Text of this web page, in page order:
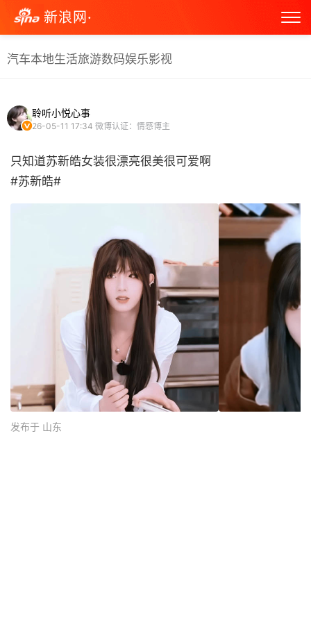
新浪网·
汽车本地生活旅游数码娱乐影视
聆听小悦心事
26-05-11 17:34 微博认证：情感博主
只知道苏新皓女装很漂亮很美很可爱啊
#苏新皓# ​
发布于 山东